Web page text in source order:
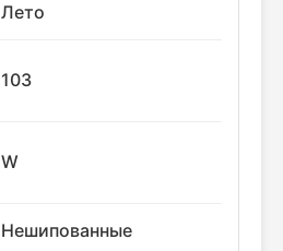
Лето
103
W
Нешипованные